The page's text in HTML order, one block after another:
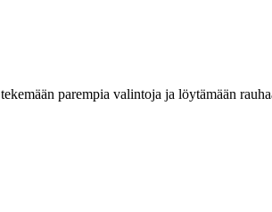
parempia valintoja ja löytämään